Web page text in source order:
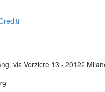
via Verziere 13 - 20122